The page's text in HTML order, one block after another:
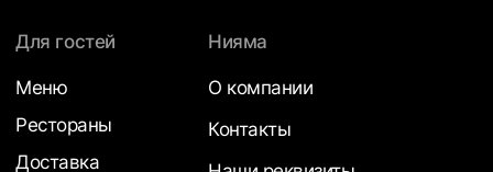
Для гостей
Меню
Рестораны
Доставка
Нияма
О компании
Контакты